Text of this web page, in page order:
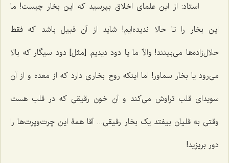
استاد: از این علمای اخلاق بپرسید که این بخار چیست! ما
این بخار را تا حالا ندیده‌ایم! شاید از آن قبیل باشد که فقط
حلال‌زاده‌ها می‌بینند! والاّ ما یا دود دیدیم [مثل] دود سیگار که بالا
می‌رود یا بخار سماور! اما اینکه روح بخاری دارد که از معده و از آن
سویدای قلب تراوش می‌کند و آن خون رقیقی که در قلب هست
وقتی به قلیان بیفتد یک بخار رقیقی... آقا همۀ این چرت‌و‌پرت‌ها را
دور بریزید!